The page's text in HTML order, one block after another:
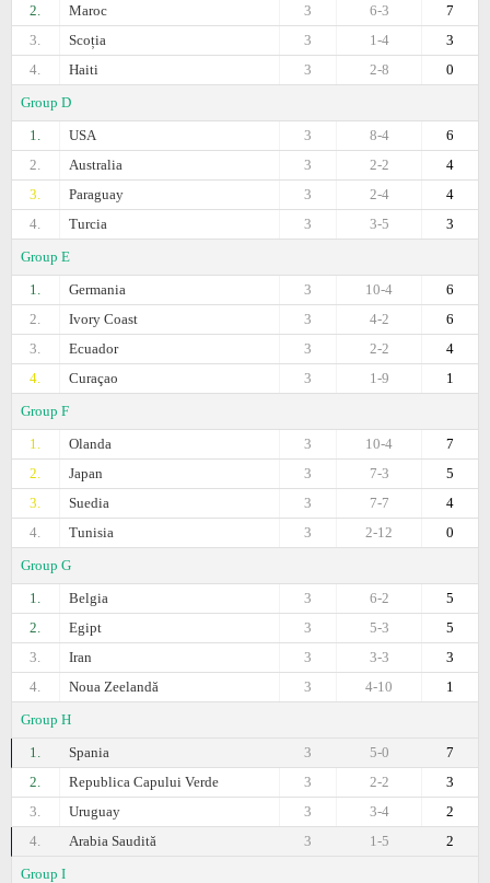
2.
Maroc 7
6-3
3
3.
Scoția 3
1-4
3
4.
Haiti 0
2-8
3
Group D
1.
USA 6
8-4
3
2.
Australia 4
2-2
3
3.
Paraguay 4
2-4
3
4.
Turcia 3
3-5
3
Group E
1.
Germania 6
10-4
3
2.
Ivory Coast 6
4-2
3
3.
Ecuador 4
2-2
3
4.
Curaçao 1
1-9
3
Group F
1.
Olanda 7
10-4
3
2.
Japan 5
7-3
3
3.
Suedia 4
7-7
3
4.
Tunisia 0
2-12
3
Group G
1.
Belgia 5
6-2
3
2.
Egipt 5
5-3
3
3.
Iran 3
3-3
3
4.
Noua Zeelandă 1
4-10
3
Group H
1.
Spania 7
5-0
3
2.
Republica Capului Verde 3
2-2
3
3.
Uruguay 2
3-4
3
4.
Arabia Saudită 2
1-5
3
Group I